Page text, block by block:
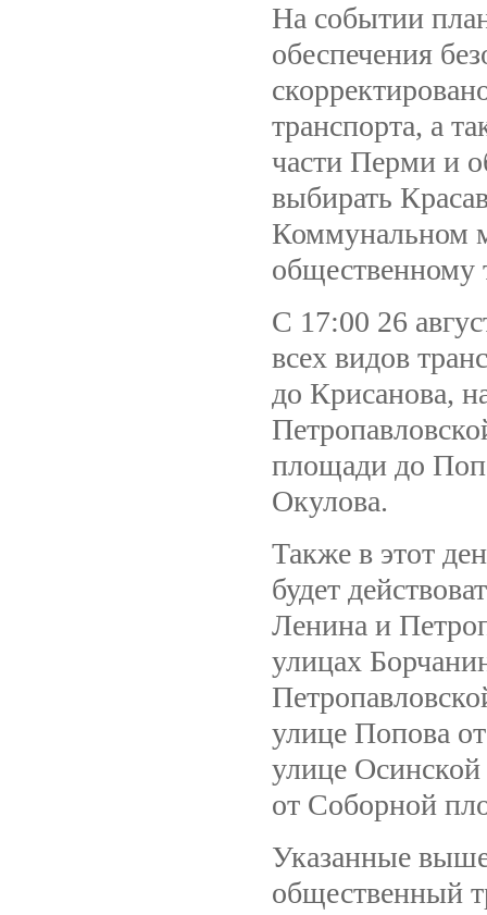
На событии
обеспечения
транспорта, а
части Перми и
выбирать
Коммунальном
общественному
С 17:00 26
всех видов
до Крисанова,
площади до
Окулова.
Также в этот
будет
Ленина и
улицах
улице Попова
улице
от Соборной
Указанные
общественный